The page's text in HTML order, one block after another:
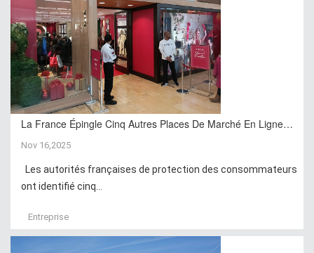
La France Épingle Cinq Autres Places De Marché En Ligne…
Nov 16,2025
Les autorités françaises de protection des consommateurs
ont identifié cinq...
Entreprise